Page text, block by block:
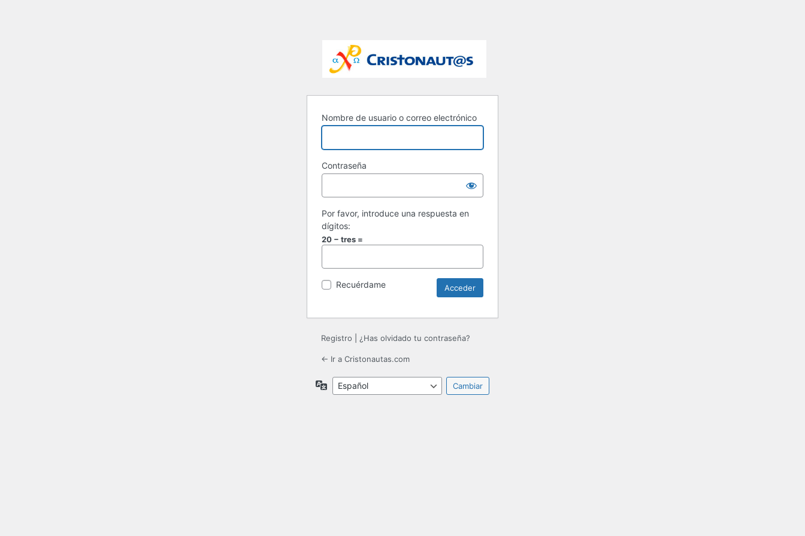
Nombre de usuario o correo electrónico
Contraseña
Por favor, introduce una respuesta en
dígitos:
20 − tres =
Recuérdame
Registro ¿Has olvidado tu contraseña?
← Ir a Cristonautas.com
Idioma